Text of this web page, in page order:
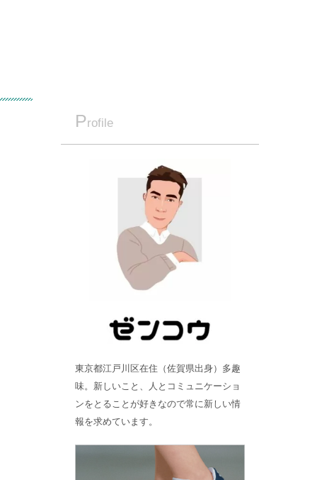
Profile
東京都江戸川区在住（佐賀県出身）多趣
味。新しいこと、人とコミュニケーショ
ンをとることが好きなので常に新しい情
報を求めています。